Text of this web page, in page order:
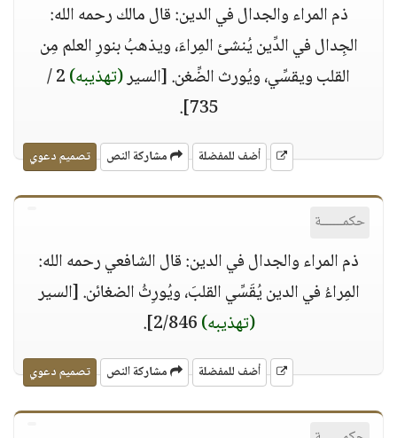
ذم المراء والجدال في الدين: قال مالك رحمه الله:
الجِدال في الدِّين يُنشئ المِراءَ، ويذهبُ بنورِ العلم مِن
القلب ويقسِّي، ويُورث الضِّغن. [السير(تهذيبه) 2 /
735].
أضف للمفضلة مشاركة النص تصميم دعوي
حكمــــــة
ذم المراء والجدال في الدين: قال الشافعي رحمه الله:
المِراءُ في الدين يُقَسِّي القلبَ، ويُورِثُ الضغائن. [السير
(تهذيبه)
أضف للمفضلة مشاركة النص تصميم دعوي